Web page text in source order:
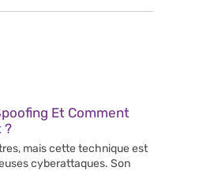
Et Comment
?
mais cette technique est
cyberattaques. Son